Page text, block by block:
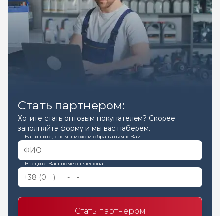
Стать партнером:
Хотите стать оптовым покупателем? Скорее
заполняйте форму и мы вас наберем.
Напишите, как мы можем обращаться к Вам
Введите Ваш номер телефона
Стать партнером